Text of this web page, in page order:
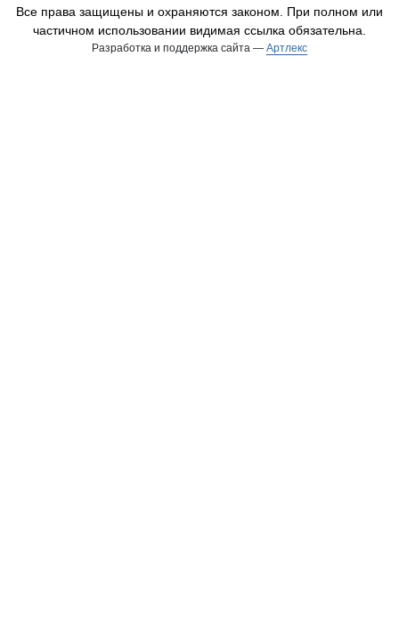
Все права защищены и охраняются законом. При полном или
частичном использовании видимая ссылка обязательна.
Разработка и поддержка сайта — Артлекс